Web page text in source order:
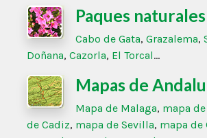
Paques naturales
Cabo de Gata, Grazalema,
Doñana, Cazorla, El Torcal…
Mapas de
Mapa de Malaga, mapa
de Cadiz, mapa de Sevilla, mapa de